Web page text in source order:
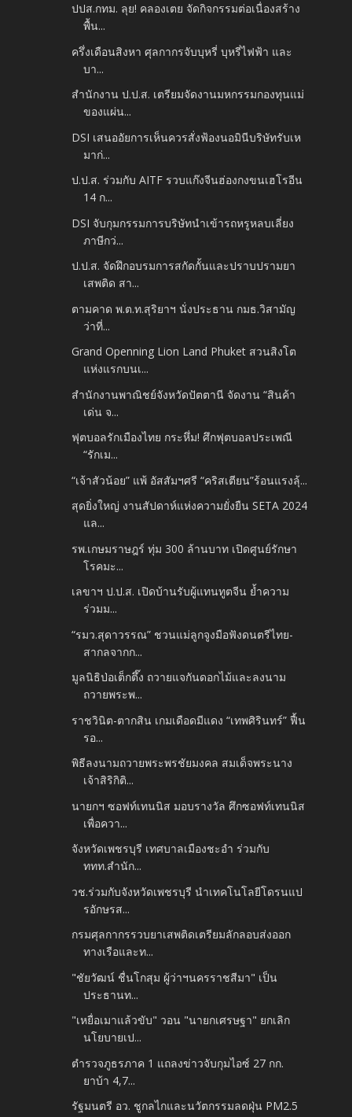
ปปส.กทม. ลุย! คลองเตย จัดกิจกรรมต่อเนื่องสร้าง
พื้น...
ครึ่งเดือนสิงหา ศุลกากรจับบุหรี่ บุหรี่ไฟฟ้า และ
บา...
สำนักงาน ป.ป.ส. เตรียมจัดงานมหกรรมกองทุนแม่
ของแผ่น...
DSI เสนออัยการเห็นควรสั่งฟ้องนอมินีบริษัทรับเห
มาก่...
ป.ป.ส. ร่วมกับ AITF รวบแก๊งจีนฮ่องกงขนเฮโรอีน
14 ก...
DSI จับกุมกรรมการบริษัทนำเข้ารถหรูหลบเลี่ยง
ภาษีกว่...
ป.ป.ส. จัดฝึกอบรมการสกัดกั้นและปราบปรามยา
เสพติด สา...
ตามคาด พ.ต.ท.สุริยาฯ นั่งประธาน กมธ.วิสามัญ
ว่าที่...
Grand Openning Lion Land Phuket สวนสิงโต
แห่งแรกบนเ...
สำนักงานพาณิชย์จังหวัดปัตตานี จัดงาน “สินค้า
เด่น จ...
ฟุตบอลรักเมืองไทย กระหึ่ม! ศึกฟุตบอลประเพณี
“รักเม...
“เจ้าสัวน้อย” แพ้ อัสสัมฯศรี “คริสเตียน”ร้อนแรงลุ้...
สุดยิ่งใหญ่ งานสัปดาห์แห่งความยั่งยืน SETA 2024
แล...
รพ.เกษมราษฎร์ ทุ่ม 300 ล้านบาท เปิดศูนย์รักษา
โรคมะ...
เลขาฯ ป.ป.ส. เปิดบ้านรับผู้แทนทูตจีน ย้ำความ
ร่วมม...
“รมว.สุดาวรรณ” ชวนแม่ลูกจูงมือฟังดนตรีไทย-
สากลจากก...
มูลนิธิป่อเต็กตึ๊ง ถวายแจกันดอกไม้และลงนาม
ถวายพระพ...
ราชวินิต-ตากสิน เกมเดือดมีแดง “เทพศิรินทร์” ฟื้น
รอ...
พิธีลงนามถวายพระพรชัยมงคล สมเด็จพระนาง
เจ้าสิริกิติ...
นายกฯ ซอฟท์เทนนิส มอบรางวัล ศึกซอฟท์เทนนิส
เพื่อควา...
จังหวัดเพชรบุรี เทศบาลเมืองชะอํา ร่วมกับ
ททท.สำนัก...
วช.ร่วมกับจังหวัดเพชรบุรี นำเทคโนโลยีโดรนแป
รอักษรส...
กรมศุลกากรรวบยาเสพติดเตรียมลักลอบส่งออก
ทางเรือและท...
"ชัยวัฒน์ ชื่นโกสุม ผู้ว่าฯนครราชสีมา" เป็น
ประธานท...
"เหยื่อเมาแล้วขับ" วอน "นายกเศรษฐา" ยกเลิก
นโยบายเป...
ตำรวจภูธรภาค 1 แถลงข่าวจับกุมไอซ์ 27 กก.
ยาบ้า 4,7...
รัฐมนตรี อว. ชูกลไกและนวัตกรรมลดฝุ่น PM2.5